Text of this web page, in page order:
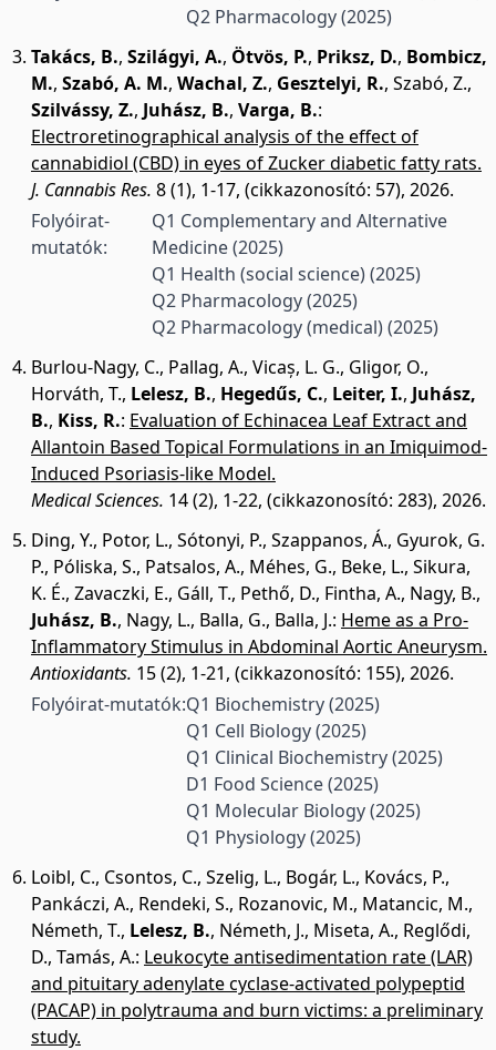
Q2 Pharmacology(2025)
Takács, B., Szilágyi, A., Ötvös, P., Priksz, D., Bombicz,
M., Szabó, A. M., Wachal, Z., Gesztelyi, R., Szabó, Z.,
Szilvássy, Z., Juhász, B., Varga, B.:
Electroretinographical analysis of the effect of
cannabidiol (CBD) in eyes of Zucker diabetic fatty rats.
J. Cannabis Res. 8 (1), 1-17, (cikkazonosító: 57), 2026.
Folyóirat-
mutatók:
Q1 Complementary and Alternative
Medicine(2025)
Q1 Health (social science)(2025)
Q2 Pharmacology(2025)
Q2 Pharmacology (medical)(2025)
Burlou-Nagy, C., Pallag, A., Vicaș, L. G., Gligor, O.,
Horváth, T., Lelesz, B., Hegedűs, C., Leiter, I., Juhász,
B., Kiss, R.: Evaluation of Echinacea Leaf Extract and
Allantoin Based Topical Formulations in an Imiquimod-
Induced Psoriasis-like Model.
Medical Sciences. 14 (2), 1-22, (cikkazonosító: 283), 2026.
Ding, Y., Potor, L., Sótonyi, P., Szappanos, Á., Gyurok, G.
P., Póliska, S., Patsalos, A., Méhes, G., Beke, L., Sikura,
K. É., Zavaczki, E., Gáll, T., Pethő, D., Fintha, A., Nagy, B.,
Juhász, B., Nagy, L., Balla, G., Balla, J.: Heme as a Pro-
Inflammatory Stimulus in Abdominal Aortic Aneurysm.
Antioxidants. 15 (2), 1-21, (cikkazonosító: 155), 2026.
Folyóirat-mutatók:Q1 Biochemistry(2025)
Q1 Cell Biology(2025)
Q1 Clinical Biochemistry(2025)
D1 Food Science(2025)
Q1 Molecular Biology(2025)
Q1 Physiology(2025)
Loibl, C., Csontos, C., Szelig, L., Bogár, L., Kovács, P.,
Pankáczi, A., Rendeki, S., Rozanovic, M., Matancic, M.,
Németh, T., Lelesz, B., Németh, J., Miseta, A., Reglődi,
D., Tamás, A.: Leukocyte antisedimentation rate (LAR)
and pituitary adenylate cyclase-activated polypeptid
(PACAP) in polytrauma and burn victims: a preliminary
study.